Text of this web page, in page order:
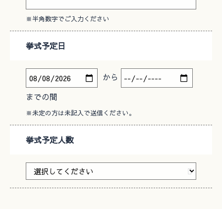
※半角数字でご入力ください
挙式予定日
から
までの間
※未定の方は未記入で送信ください。
挙式予定人数